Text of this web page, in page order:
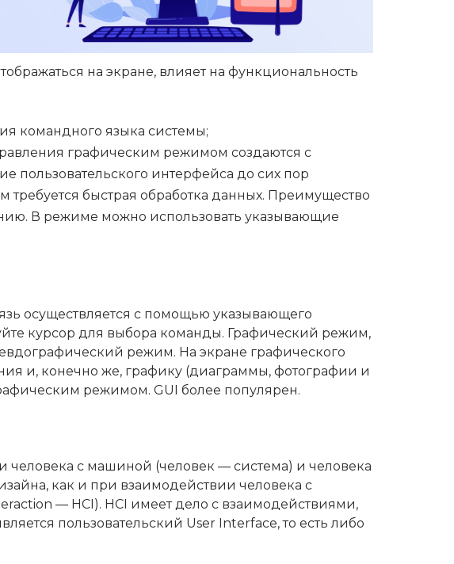
на экране, влияет на функциональность
командного языка системы;
графическим режимом создаются с
пользовательского интерфейса до сих пор
требуется быстрая обработка данных. Преимущество
В режиме можно использовать указывающие
осуществляется с помощью указывающего
курсор для выбора команды. Графический режим,
режим. На экране графического
и, конечно же, графику (диаграммы, фотографии и
режимом. GUI более популярен.
человека с машиной (человек — система) и человека
как и при взаимодействии человека с
— HCI). HCI имеет дело с взаимодействиями,
пользовательский User Interface, то есть либо